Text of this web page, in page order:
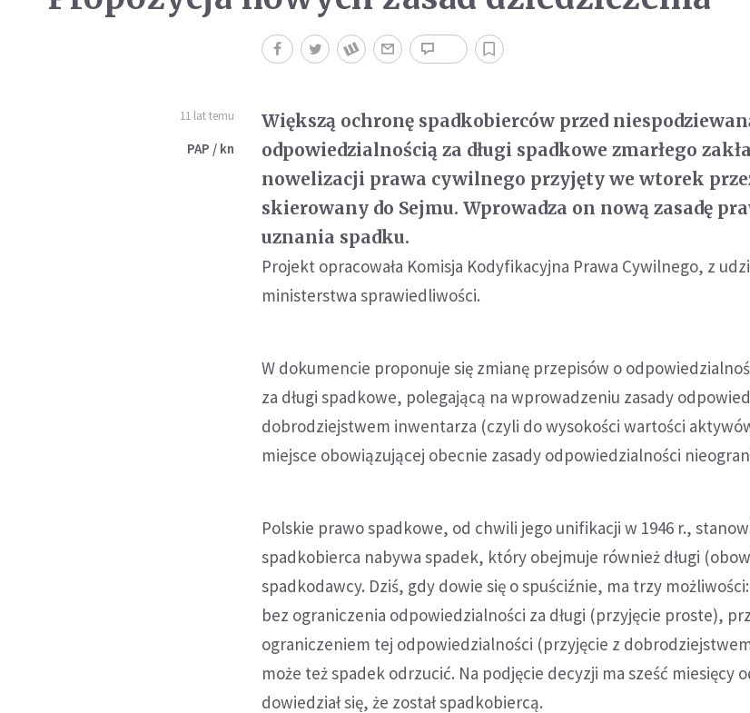
11 lat temu
PAP / kn
Większą ochronę spadkobierców przed
odpowiedzialnością za długi spadkowe zmarłego
nowelizacji prawa cywilnego przyjęty we wtorek
skierowany do Sejmu. Wprowadza on nową zasadę
uznania spadku.
Projekt opracowała Komisja Kodyfikacyjna Prawa Cywilnego, z
ministerstwa sprawiedliwości.
W dokumencie proponuje się zmianę przepisów o
za długi spadkowe, polegającą na wprowadzeniu zasady
dobrodziejstwem inwentarza (czyli do wysokości wartości
miejsce obowiązującej obecnie zasady odpowiedzialności
Polskie prawo spadkowe, od chwili jego unifikacji w 1946 r.,
spadkobierca nabywa spadek, który obejmuje również długi
spadkodawcy. Dziś, gdy dowie się o spuściźnie, ma trzy
bez ograniczenia odpowiedzialności za długi (przyjęcie proste),
ograniczeniem tej odpowiedzialności (przyjęcie z
może też spadek odrzucić. Na podjęcie decyzji ma sześć miesięcy
dowiedział się, że został spadkobiercą.